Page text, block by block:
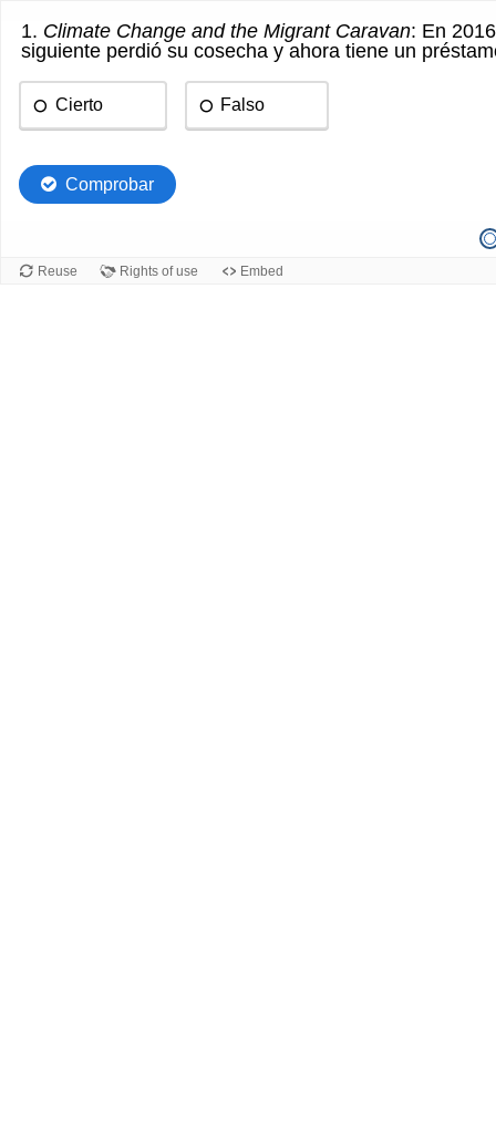
1. Climate Change and the Migrant Caravan: En
siguiente perdió su cosecha y ahora tiene un
Cierto Falso
Comprobar
Reuse Rights of use Embed